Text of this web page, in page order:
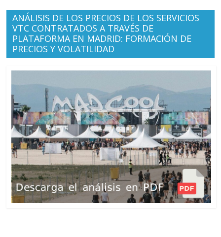
ANÁLISIS DE LOS PRECIOS DE LOS SERVICIOS
VTC CONTRATADOS A TRAVÉS DE
PLATAFORMA EN MADRID: FORMACIÓN DE
PRECIOS Y VOLATILIDAD